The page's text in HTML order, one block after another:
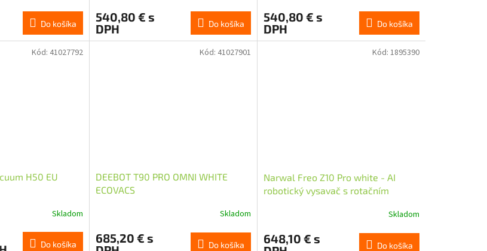
Do košíka
540,80 € s
DPH
Do košíka
540,80 € s
DPH
Do košíka
H50 EU
Skladom
Do košíka
Kód: 41027792
DEEBOT T90 PRO OMNI WHITE
ECOVACS
Skladom
685,20 € s
Do košíka
Kód: 41027901
Narwal Freo Z10 Pro white - AI
robotický vysavač s rotačním
Skladom
648,10 € s
Do košíka
Kód: 1895390